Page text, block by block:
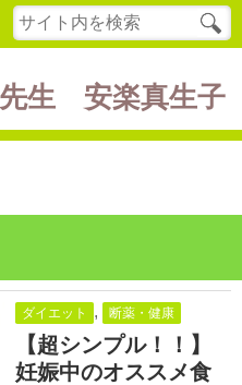
生 安楽真生子
ダイエット , 断薬・健康
【超シンプル！！】
妊娠中のオススメ食